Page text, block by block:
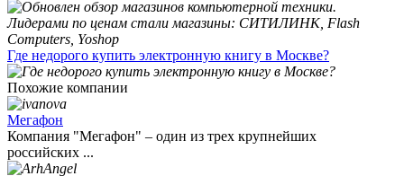
Где недорого купить электронную книгу в Москве?
Похожие компании
Мегафон
Компания "Мегафон" – один из трех крупнейших
российских ...